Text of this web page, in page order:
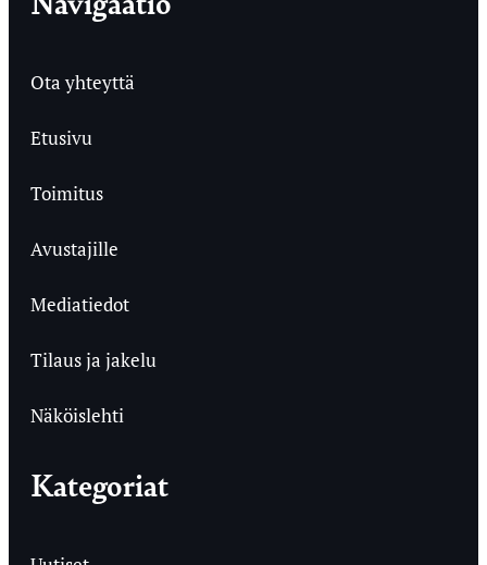
Ota yhteyttä
Etusivu
Toimitus
Avustajille
Mediatiedot
Tilaus ja jakelu
Näköislehti
Kategoriat